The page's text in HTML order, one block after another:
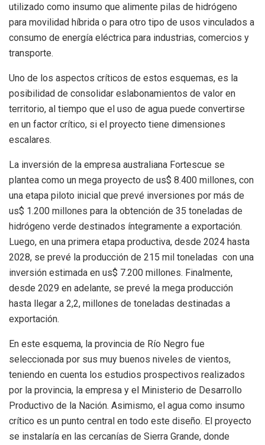
utilizado como insumo que alimente pilas de hidrógeno
para movilidad híbrida o para otro tipo de usos vinculados a
consumo de energía eléctrica para industrias, comercios y
transporte.
Uno de los aspectos críticos de estos esquemas, es la
posibilidad de consolidar eslabonamientos de valor en
territorio, al tiempo que el uso de agua puede convertirse
en un factor crítico, si el proyecto tiene dimensiones
escalares.
La inversión de la empresa australiana Fortescue se
plantea como un mega proyecto de us$ 8.400 millones, con
una etapa piloto inicial que prevé inversiones por más de
us$ 1.200 millones para la obtención de 35 toneladas de
hidrógeno verde destinados íntegramente a exportación.
Luego, en una primera etapa productiva, desde 2024 hasta
2028, se prevé la producción de 215 mil toneladas con una
inversión estimada en us$ 7.200 millones. Finalmente,
desde 2029 en adelante, se prevé la mega producción
hasta llegar a 2,2, millones de toneladas destinadas a
exportación.
En este esquema, la provincia de Río Negro fue
seleccionada por sus muy buenos niveles de vientos,
teniendo en cuenta los estudios prospectivos realizados
por la provincia, la empresa y el Ministerio de Desarrollo
Productivo de la Nación. Asimismo, el agua como insumo
crítico es un punto central en todo este diseño. El proyecto
se instalaría en las cercanías de Sierra Grande, donde